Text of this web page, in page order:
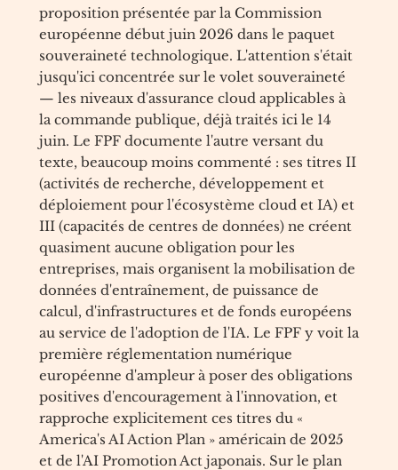
proposition présentée par la Commission
européenne début juin 2026 dans le paquet
souveraineté technologique. L'attention s'était
jusqu'ici concentrée sur le volet souveraineté
— les niveaux d'assurance cloud applicables à
la commande publique, déjà traités ici le 14
juin. Le FPF documente l'autre versant du
texte, beaucoup moins commenté : ses titres II
(activités de recherche, développement et
déploiement pour l'écosystème cloud et IA) et
III (capacités de centres de données) ne créent
quasiment aucune obligation pour les
entreprises, mais organisent la mobilisation de
données d'entraînement, de puissance de
calcul, d'infrastructures et de fonds européens
au service de l'adoption de l'IA. Le FPF y voit la
première réglementation numérique
européenne d'ampleur à poser des obligations
positives d'encouragement à l'innovation, et
rapproche explicitement ces titres du «
America's AI Action Plan » américain de 2025
et de l'AI Promotion Act japonais. Sur le plan